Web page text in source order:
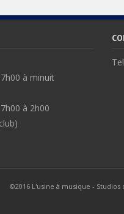
à minuit
à 2h00
©2016 L'usine à musique - Studios